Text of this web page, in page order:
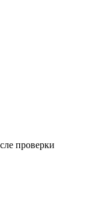
проверки